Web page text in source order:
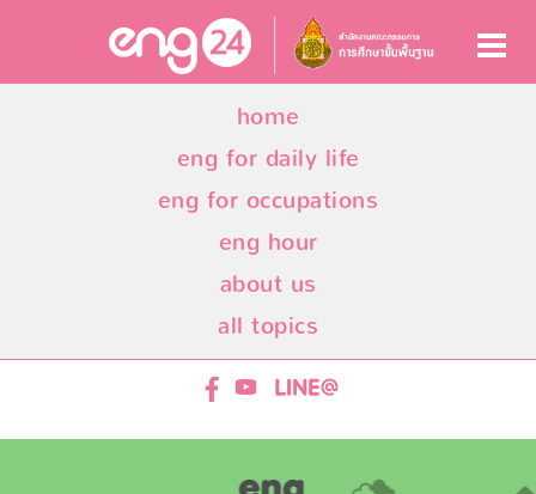
home
eng for daily life
eng for occupations
eng hour
about us
all topics